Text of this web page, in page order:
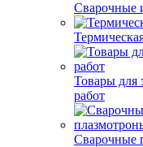
Сварочные
Товары для
работ
Сварочные